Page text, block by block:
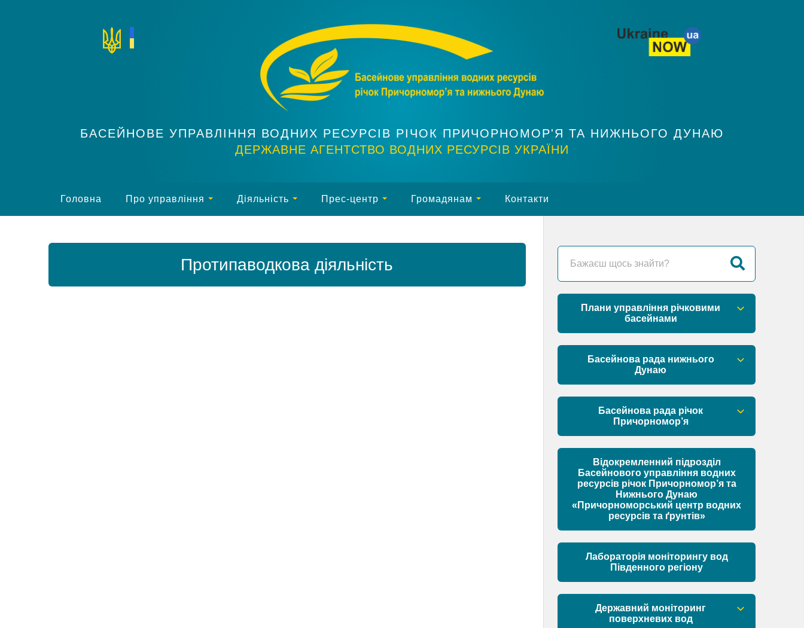
БАСЕЙНОВЕ УПРАВЛІННЯ ВОДНИХ РЕСУРСІВ РІЧОК ПРИЧОРНОМОР'Я ТА НИЖНЬОГО ДУНАЮ
ДЕРЖАВНЕ АГЕНТСТВО ВОДНИХ РЕСУРСІВ УКРАЇНИ
Головна Про управління Діяльність Прес-центр Громадянам Контакти
Протипаводкова діяльність
Плани управління річковими
басейнами
План управління річковим басейном
річок Причорномор’я
План управління річковим басейном
нижнього Дунаю
Басейнова рада нижнього
Дунаю
Правові засади роботи Басейнової
Установчі документи
Склад Басейнової ради нижнього
Дунаю
Матеріали
Басейнова рада річок
Причорномор’я
Правові засади роботи Басейнової
Установчі документи
Склад Басейнової ради річок
Матеріали
Відокремленний підрозділ
Басейнового управління водних
ресурсів річок Причорномор’я та
Нижнього Дунаю
«Причорноморський центр водних
ресурсів та ґрунтів»
Лабораторія моніторингу вод
Південного регіону
Державний моніторинг
поверхневих вод